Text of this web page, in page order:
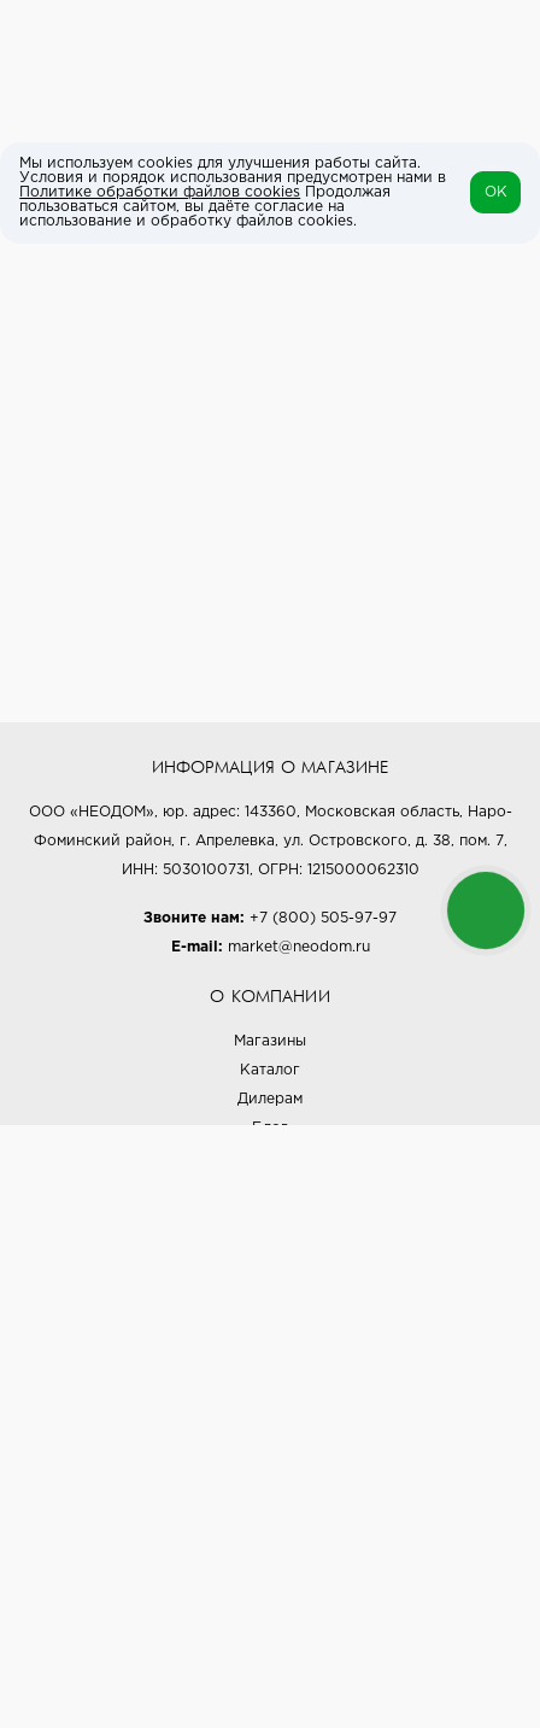
ИНФОРМАЦИЯ О МАГАЗИНЕ
ООО «НЕОДОМ», юр. адрес: 143360, Московская область, Наро-
Фоминский район, г. Апрелевка, ул. Островского, д. 38, пом. 7,
ИНН: 5030100731, ОГРН: 1215000062310
Звоните нам: +7 (800) 505-97-97
E-mail: market@neodom.ru
О КОМПАНИИ
Магазины
Каталог
Дилерам
Блог
Мы используем cookies для улучшения работы сайта.
Условия и порядок использования предусмотрен нами в
Политике обработки файлов cookies Продолжая
пользоваться сайтом, вы даёте согласие на
использование и обработку файлов cookies.
OK